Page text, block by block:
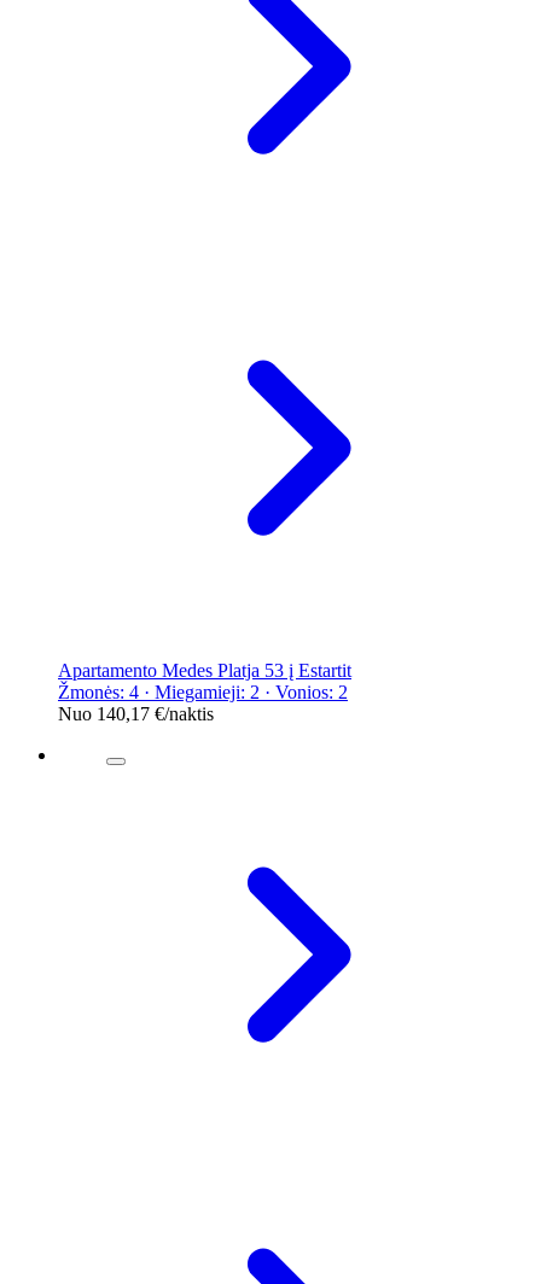
Apartamento Medes Platja 53 į Estartit
Žmonės: 4 · Miegamieji: 2 · Vonios: 2
Nuo 140,17 €/naktis